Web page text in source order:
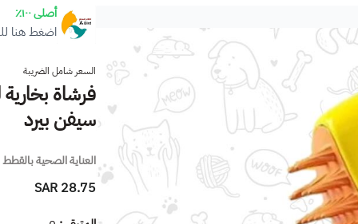
أصلى ١٠٠٪
اضغط هنا
السعر شامل الضريبة
فرشاة
سيفن بيرد
العناية الصحية بالقطط
28.75 SAR